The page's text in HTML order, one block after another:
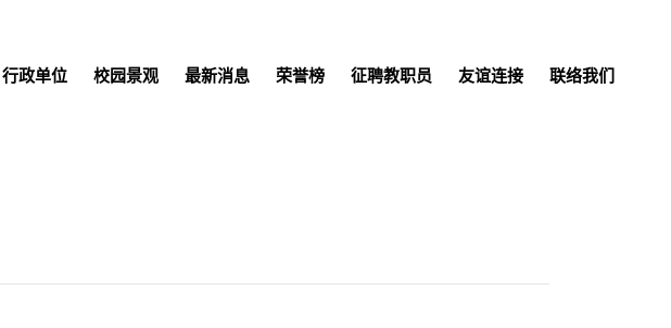
行政单位 校园景观 最新消息 荣誉榜 征聘教职员 友谊连接 联络我们